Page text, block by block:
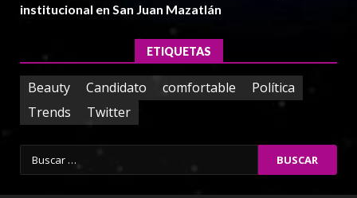
institucional en San Juan Mazatlán
ETIQUETAS
Beauty Candidato comfortable
Política
Trends
Twitter
Buscar: